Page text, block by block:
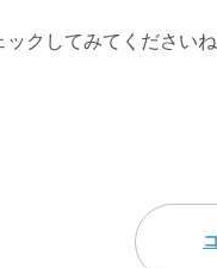
クしてみてくださいね